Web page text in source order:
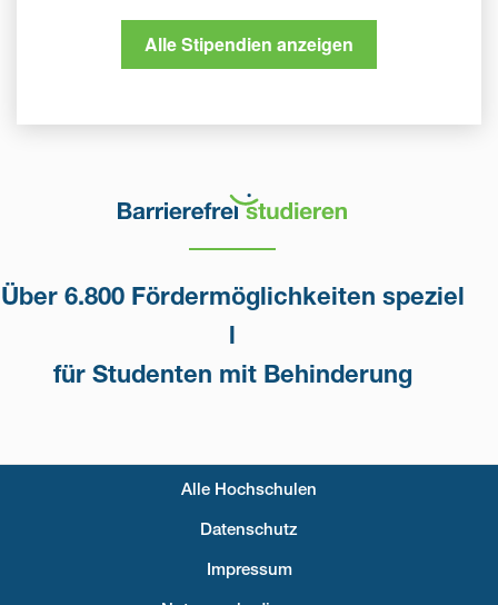
Alle Stipendien anzeigen
Über 6.800 Fördermöglichkeiten speziel
l
für Studenten mit Behinderung
Fußzeilenmenü
Alle Hochschulen
Datenschutz
Impressum